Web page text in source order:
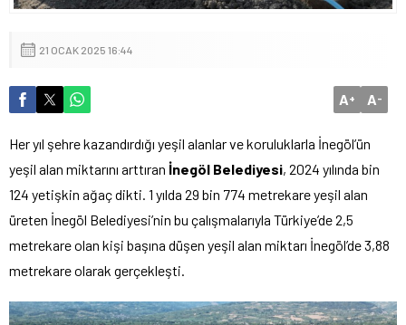
21 OCAK 2025 16:44
A+ A-
Her yıl şehre kazandırdığı yeşil alanlar ve koruluklarla İnegöl’ün
yeşil alan miktarını arttıran İnegöl Belediyesi, 2024 yılında bin
124 yetişkin ağaç dikti. 1 yılda 29 bin 774 metrekare yeşil alan
üreten İnegöl Belediyesi’nin bu çalışmalarıyla Türkiye’de 2,5
metrekare olan kişi başına düşen yeşil alan miktarı İnegöl’de 3,88
metrekare olarak gerçekleşti.